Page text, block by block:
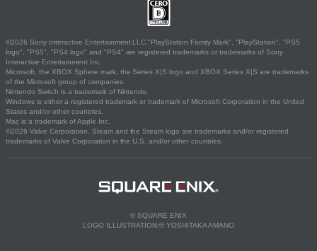
©2026 Sony Interactive Entertainment LLC."PlayStation Family Mark", "PlayStation", "PS5
logo", "PS5", "PS4 logo" and "PS4" are registered trademarks or trademarks of Sony
Interactive Entertainment Inc.
Microsoft, the XBOX Sphere mark, the Series X|S logo and XBOX Series X|S are trademarks
of the Microsoft group of companies.
Nintendo Switch is a trademark of Nintendo.
Windows is either a registered trademark or trademark of Microsoft Corporation in the United
States and/or other countries.
Mac is a trademark of Apple Inc.
©2026 Valve Corporation. Steam and the Steam logo are trademarks and/or registered
trademarks of Valve Corporation in the U.S. and/or other countries.
© SQUARE ENIX
LOGO ILLUSTRATION:© YOSHITAKA AMANO